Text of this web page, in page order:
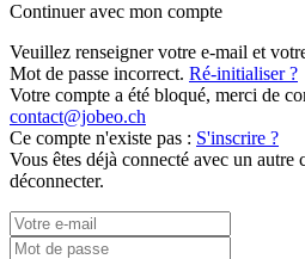
Continuer avec mon compte
Veuillez renseigner votre e-mail et
Mot de passe incorrect. Ré-initialiser ?
Votre compte a été bloqué, merci de
contact@jobeo.ch
Ce compte n'existe pas : S'inscrire ?
Vous êtes déjà connecté avec un
déconnecter.